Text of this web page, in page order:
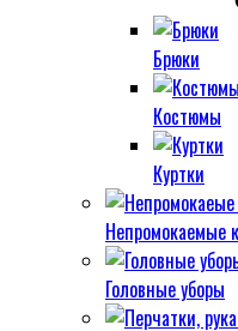
Брюки
Костюмы
Куртки
Непромокаемые
Головные уборы